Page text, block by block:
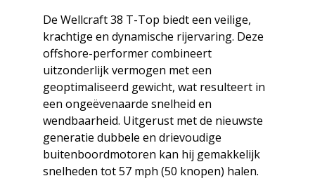
De Wellcraft 38 T-Top biedt een veilige,
krachtige en dynamische rijervaring. Deze
offshore-performer combineert
uitzonderlijk vermogen met een
geoptimaliseerd gewicht, wat resulteert in
een ongeëvenaarde snelheid en
wendbaarheid. Uitgerust met de nieuwste
generatie dubbele en drievoudige
buitenboordmotoren kan hij gemakkelijk
snelheden tot 57 mph (50 knopen) halen.